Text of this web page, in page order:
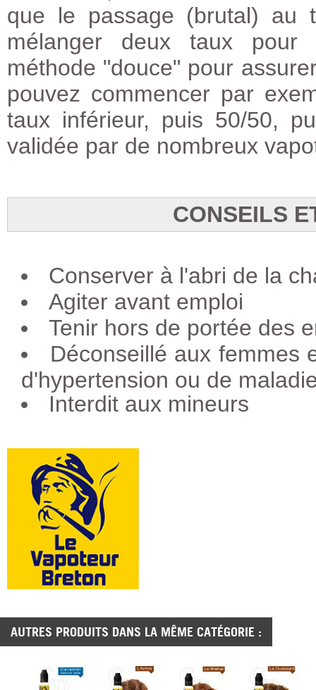
que le passage (brutal) au
mélanger deux taux pour
méthode "douce" pour
pouvez commencer par
taux inférieur, puis 50/50,
validée par de nombreux
CONSEILS
Conserver à l'abri de la
Agiter avant emploi
Tenir hors de portée des
Déconseillé aux femmes
d'hypertension ou de
Interdit aux mineurs
AUTRES PRODUITS DANS LA MÊME CATÉGORIE :